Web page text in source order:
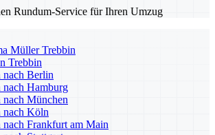
Rundum-Service für Ihren Umzug
Müller Trebbin
Trebbin
Berlin
Hamburg
München
nach Köln
Frankfurt am Main